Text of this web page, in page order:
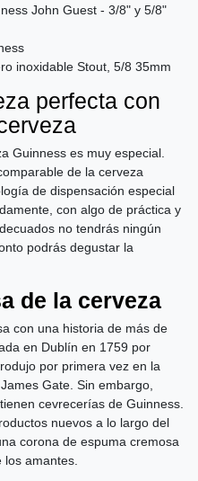
John Guest - 3/8" y 5/8"
inoxidable Stout, 5/8 35mm
perfecta con
Guinness es muy especial.
de la cerveza
de dispensación especial
con algo de práctica y
no tendrás ningún
podrás degustar la
de la cerveza
con una historia de más de
en Dublín en 1759 por
por primera vez en la
Gate. Sin embargo,
cevrecerías de Guinness.
nuevos a lo largo del
corona de espuma cremosa
amantes.